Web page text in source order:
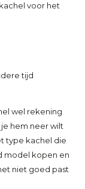
voor het
tijd
wel rekening
hem neer wilt
type kachel die
model kopen en
niet goed past